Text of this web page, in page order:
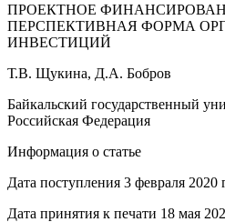
ПРОЕКТНОЕ
ПЕРСПЕКТИВНАЯ ФОРМА
ИНВЕСТИЦИЙ
Т.В. Щукина, Д.А. Бобров
Байкальский государственный
Российская Федерация
Информация о статье
Дата поступления 3 февраля 2020
Дата принятия к печати 18 мая